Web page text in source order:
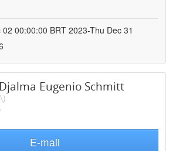
02 00:00:00 BRT 2023-Thu Dec 31
Djalma Eugenio Schmitt
E-mail